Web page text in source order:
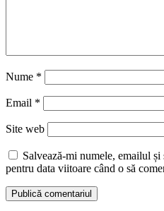
Nume *
Email *
Site web
Salvează-mi numele, emailul
pentru data viitoare când o să